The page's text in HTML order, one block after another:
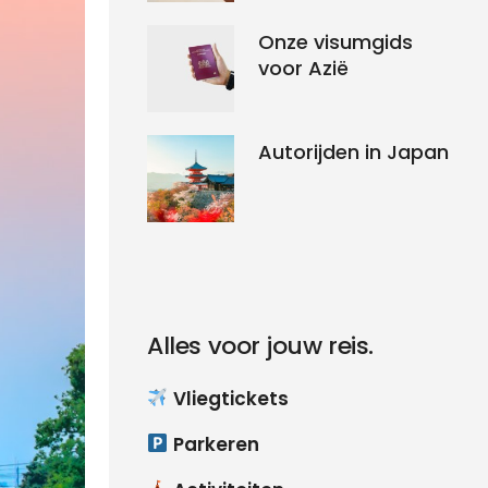
Onze visumgids
voor Azië
Autorijden in Japan
Alles voor jouw reis.
Vliegtickets
Parkeren